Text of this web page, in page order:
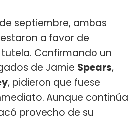
septiembre, ambas
a favor de
Confirmando un
de Jamie Spears,
, pidieron que fuese
Aunque continúa
provecho de su